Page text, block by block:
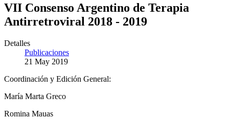
VII Consenso Argentino de Terapia
Antirretroviral 2018 - 2019
Detalles
Publicaciones
21 May 2019
Coordinación y Edición General:
María Marta Greco
Romina Mauas